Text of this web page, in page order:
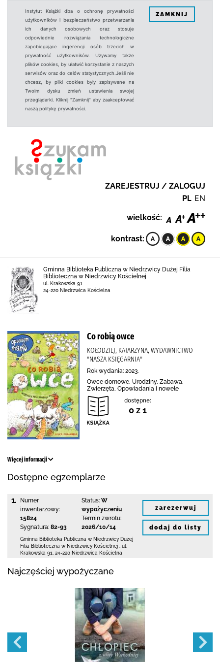
Instytut Książki dba o ochronę prywatności
użytkowników i bezpieczeństwo przetwarzania
ich danych osobowych oraz stosuje
odpowiednie rozwiązania technologiczne
zapobiegające ingerencji osób trzecich w
prywatność użytkowników. Używamy także
plików cookies, by ułatwić korzystanie z naszych
serwisów oraz do celów statystycznych.Jeśli nie
chcesz, by pliki cookies były zapisywane na
Twoim dysku zmień ustawienia swojej
przeglądarki. Kliknij "Zamknij" aby zaakceptować
naszą politykę prywatności.
ZAMKNIJ
ZAREJESTRUJ / ZALOGUJ
PL EN
wielkość:
kontrast:
Gminna Biblioteka Publiczna w Niedrzwicy Dużej Filia
Biblioteczna w Niedrzwicy Kościelnej
ul. Krakowska 91
24-220 Niedrzwica Kościelna
Co robią owce
KOŁODZIEJ, KATARZYNA, WYDAWNICTWO
"NASZA KSIĘGARNIA"
Rok wydania: 2023.
Owce domowe, Urodziny, Zabawa,
Zwierzęta, Opowiadania i nowele
dostępne:
0 z 1
Więcej informacji
Dostępne egzemplarze
1.
Numer
inwentarzowy:
15824
Sygnatura: 82-93
Status: W
wypożyczeniu
Termin zwrotu:
2026/10/14
Gminna Biblioteka Publiczna w Niedrzwicy Dużej
Filia Biblioteczna w Niedrzwicy Kościelnej
ul.
Krakowska 91
24-220 Niedrzwica Kościelna
zarezerwuj
dodaj do listy
Najczęściej wypożyczane